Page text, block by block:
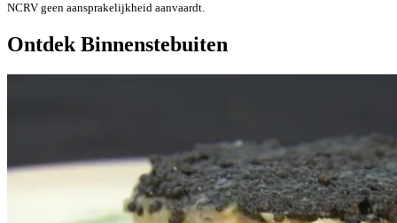
NCRV geen aansprakelijkheid aanvaardt.
Ontdek Binnenstebuiten